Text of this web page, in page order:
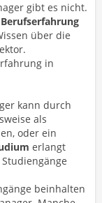
gibt es nicht.
über die
in
kann durch
als
oder ein
erlangt
beinhalten